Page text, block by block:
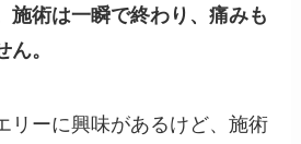
施術は一瞬で終わり、痛みも
。
リーに興味があるけど、施術